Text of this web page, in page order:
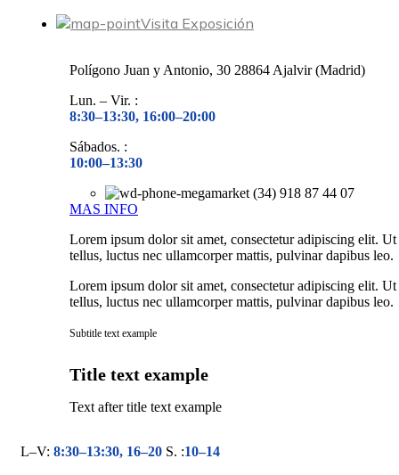
Visita Exposición
Polígono Juan y Antonio, 30 28864 Ajalvir (Madrid)
Lun. – Vir. :
8:30–13:30, 16:00–20:00
Sábados. :
10:00–13:30
(34) 918 87 44 07
MAS INFO
Lorem ipsum dolor sit amet, consectetur adipiscing elit.
tellus, luctus nec ullamcorper mattis, pulvinar dapibus leo.
Lorem ipsum dolor sit amet, consectetur adipiscing elit.
tellus, luctus nec ullamcorper mattis, pulvinar dapibus leo.
Subtitle text example
Title text example
Text after title text example
L–V: 8:30–13:30, 16–20 S. :10–14